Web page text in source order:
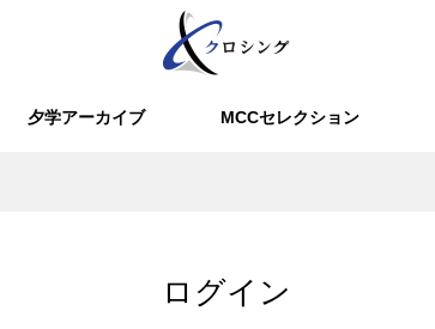
夕学アーカイブ MCCセレクション
ログイン